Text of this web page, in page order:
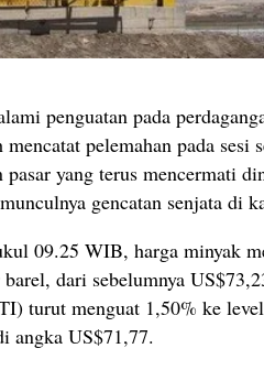
penguatan pada
pelemahan pada sesi
yang terus mencermati
gencatan senjata di
09.25 WIB, harga minyak
dari sebelumnya
turut menguat 1,50% ke
angka US$71,77.